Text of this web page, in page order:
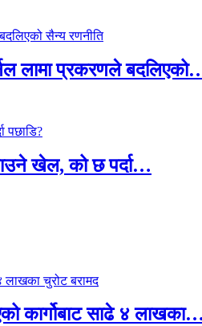
लामा प्रकरणले
खेल, को छ पर्दा…
कार्गोबाट साढे ४ लाखका…